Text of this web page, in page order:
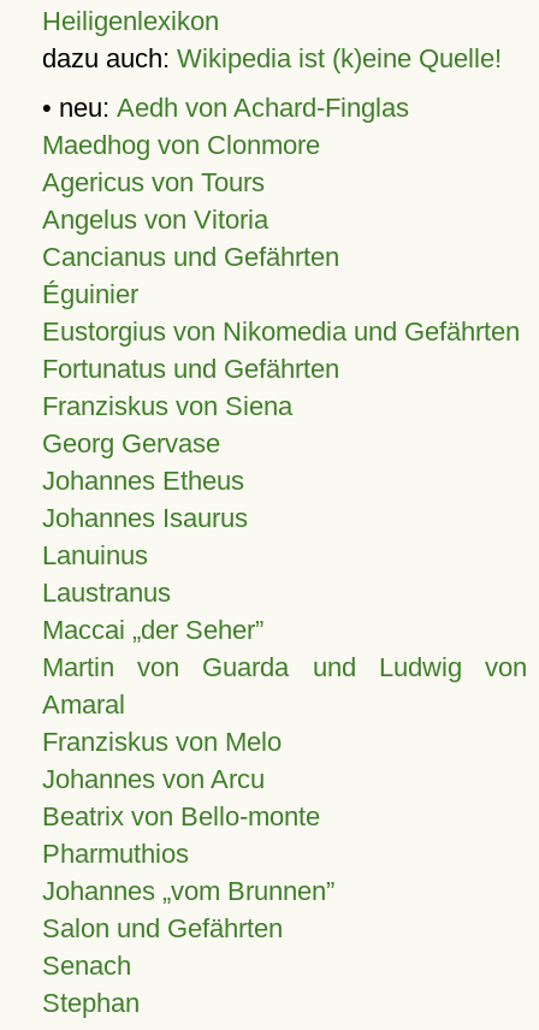
Heiligenlexikon
dazu auch: Wikipedia ist (k)eine Quelle!
• neu: Aedh von Achard-Finglas
Maedhog von Clonmore
Agericus von Tours
Angelus von Vitoria
Cancianus und Gefährten
Éguinier
Eustorgius von Nikomedia und Gefährten
Fortunatus und Gefährten
Franziskus von Siena
Georg Gervase
Johannes Etheus
Johannes Isaurus
Lanuinus
Laustranus
Maccai „der Seher”
Martin von Guarda und Ludwig von
Amaral
Franziskus von Melo
Johannes von Arcu
Beatrix von Bello-monte
Pharmuthios
Johannes vom Brunnen
Salon und Gefährten
Senach
Stephan